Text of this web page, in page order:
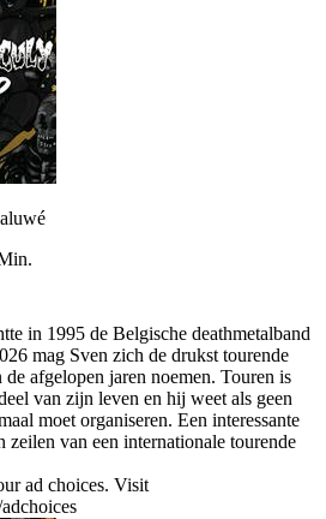
in 1995 de Belgische deathmetalband
mag Sven zich de drukst tourende
afgelopen jaren noemen. Touren is
van zijn leven en hij weet als geen
moet organiseren. Een interessante
van een internationale tourende
ad choices. Visit